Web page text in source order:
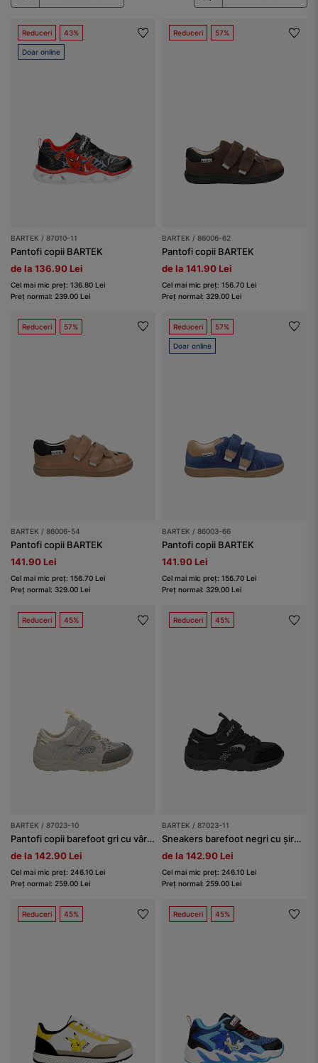
Reduceri 43%
Doar online
BARTEK / 87010-11
Pantofi copii BARTEK
de la 136.90 Lei
Cel mai mic preț: 136.80 Lei
Preț normal: 239.00 Lei
Reduceri 57%
BARTEK / 86006-62
Pantofi copii BARTEK
de la 141.90 Lei
Cel mai mic preț: 156.70 Lei
Preț normal: 329.00 Lei
Reduceri 57%
BARTEK / 86006-54
Pantofi copii BARTEK
141.90 Lei
Cel mai mic preț: 156.70 Lei
Preț normal: 329.00 Lei
Reduceri 57%
Doar online
BARTEK / 86003-66
Pantofi copii BARTEK
141.90 Lei
Cel mai mic preț: 156.70 Lei
Preț normal: 329.00 Lei
Reduceri 45%
BARTEK / 87023-10
Pantofi copii barefoot gri cu vârf larg BARTEK 87023-10
de la 142.90 Lei
Cel mai mic preț: 246.10 Lei
Preț normal: 259.00 Lei
Reduceri 45%
BARTEK / 87023-11
Sneakers barefoot negri cu șireturi elastice BARTEK 87023-11
de la 142.90 Lei
Cel mai mic preț: 246.10 Lei
Preț normal: 259.00 Lei
Reduceri 45% Reduceri 45%